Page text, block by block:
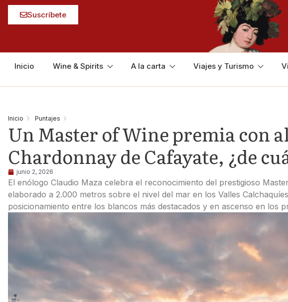
Suscríbete
Inicio Wine & Spirits A la carta Viajes y Turismo
Inicio Puntajes
Un Master of Wine premia con
Chardonnay de Cafayate, ¿de
junio 2, 2026
El enólogo Claudio Maza celebra el reconocimiento del prestigioso
elaborado a 2.000 metros sobre el nivel del mar en los Valles
posicionamiento entre los blancos más destacados y en ascenso en los